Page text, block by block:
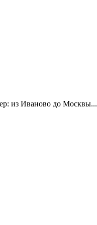
из Иваново до Москвы...